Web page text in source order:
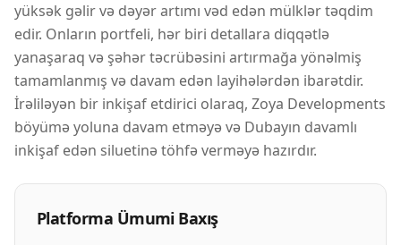
yüksək gəlir və dəyər artımı vəd edən mülklər təqdim
edir. Onların portfeli, hər biri detallara diqqətlə
yanaşaraq və şəhər təcrübəsini artırmağa yönəlmiş
tamamlanmış və davam edən layihələrdən ibarətdir.
İrəliləyən bir inkişaf etdirici olaraq, Zoya Developments
böyümə yoluna davam etməyə və Dubayın davamlı
inkişaf edən siluetinə töhfə verməyə hazırdır.
Platforma Ümumi Baxış